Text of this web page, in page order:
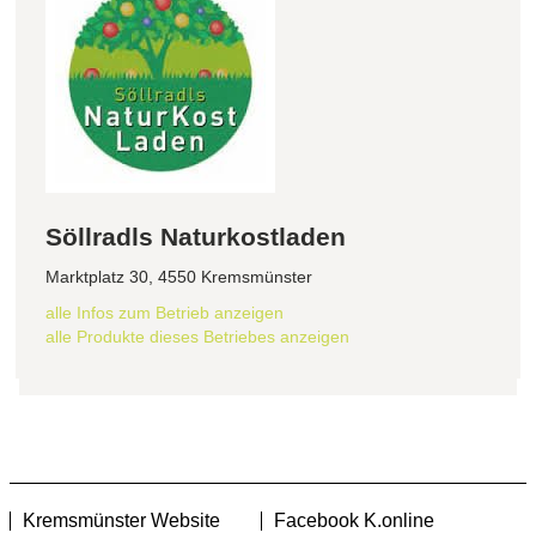
Söllradls Naturkostladen
Marktplatz 30, 4550 Kremsmünster
alle Infos zum Betrieb anzeigen
alle Produkte dieses Betriebes anzeigen
Kremsmünster Website Facebook K.online